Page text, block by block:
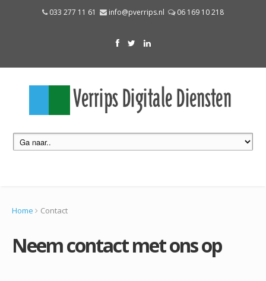
033 277 11 61 info@pverrips.nl 06 169 10 218
Home Contact
Neem contact met ons op